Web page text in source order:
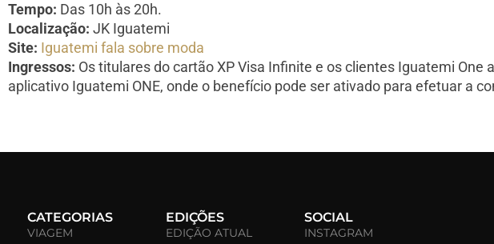
Tempo: Das 10h às 20h.
Localização: JK Iguatemi
Site: Iguatemi fala sobre moda
Ingressos: Os titulares do cartão XP Visa Infinite e os clientes Iguatemi
aplicativo Iguatemi ONE, onde o benefício pode ser ativado para efetuar a
CATEGORIAS
VIAGEM
EDIÇÕES
EDIÇÃO ATUAL
SOCIAL
INSTAGRAM